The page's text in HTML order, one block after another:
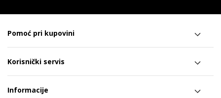
Pomoć pri kupovini
Korisnički servis
Informacije